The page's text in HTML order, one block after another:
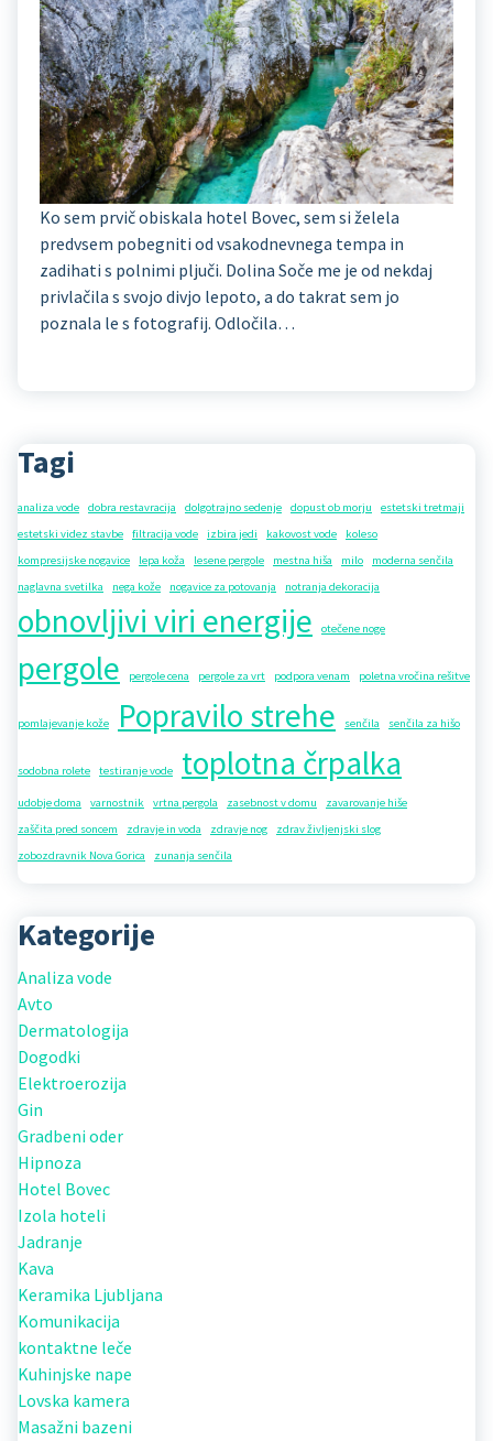
Ko sem prvič obiskala hotel Bovec, sem si želela
predvsem pobegniti od vsakodnevnega tempa in
zadihati s polnimi pljuči. Dolina Soče me je od nekdaj
privlačila s svojo divjo lepoto, a do takrat sem jo
poznala le s fotografij. Odločila…
Tagi
analiza vode dobra restavracija dolgotrajno sedenje dopust ob morju
estetski tretmaji
estetski videz stavbe
filtracija vode izbira jedi kakovost vode
koleso
kompresijske nogavice
lepa koža lesene pergole mestna hiša milo
moderna senčila
naglavna svetilka
nega kože nogavice za potovanja notranja dekoracija
obnovljivi viri energije otečene noge
pergole pergole cena pergole za vrt podpora venam poletna vročina rešitve
pomlajevanje kože Popravilo strehe senčila senčila za hišo
sodobna rolete testiranje vode toplotna črpalka
udobje doma varnostnik vrtna pergola zasebnost v domu
zavarovanje hiše
zaščita pred soncem
zdravje in voda zdravje nog
zdrav življenjski slog
zobozdravnik Nova Gorica
zunanja senčila
Kategorije
Analiza vode
Avto
Dermatologija
Dogodki
Elektroerozija
Gin
Gradbeni oder
Hipnoza
Hotel Bovec
Izola hoteli
Jadranje
Kava
Keramika Ljubljana
Komunikacija
kontaktne leče
Kuhinjske nape
Lovska kamera
Masažni bazeni